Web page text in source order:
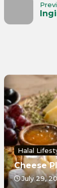
Halal
Cheese
July 29,